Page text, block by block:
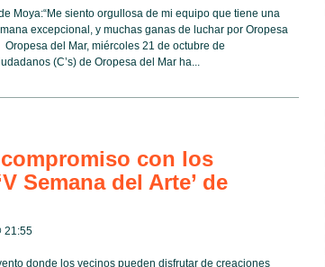
Moya:“Me siento orgullosa de mi equipo que tiene una
excepcional, y muchas ganas de luchar por Oropesa
Oropesa del Mar, miércoles 21 de octubre de
(C’s) de Oropesa del Mar ha...
con los
Semana del Arte’ de
21:55
donde los vecinos pueden disfrutar de creaciones